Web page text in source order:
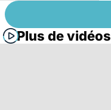
Plus de vidéos